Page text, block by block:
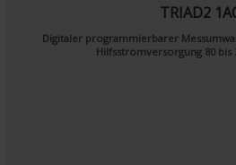
TRIAD2
Digitaler programmierbarer
Hilfsstromversorgung 80 bis